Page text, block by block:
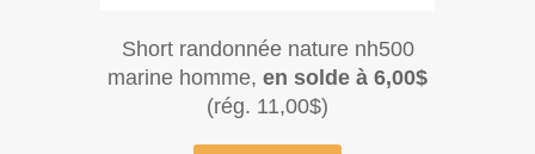
Short randonnée nature nh500
marine homme, en solde à 6,00$
(rég. 11,00$)